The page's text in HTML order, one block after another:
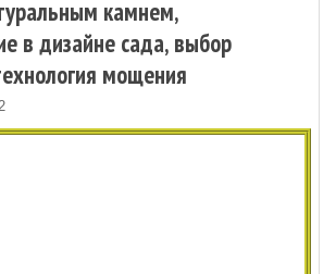
камнем,
в дизайне сада, выбор
мощения